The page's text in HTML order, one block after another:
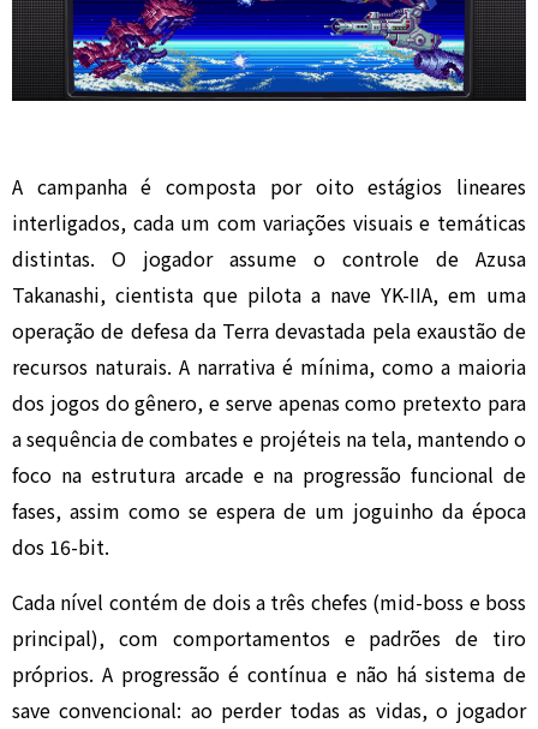
A campanha é composta por oito estágios lineares
interligados, cada um com variações visuais e temáticas
distintas. O jogador assume o controle de Azusa
Takanashi, cientista que pilota a nave YK-IIA, em uma
operação de defesa da Terra devastada pela exaustão de
recursos naturais. A narrativa é mínima, como a maioria
dos jogos do gênero, e serve apenas como pretexto para
a sequência de combates e projéteis na tela, mantendo o
foco na estrutura arcade e na progressão funcional de
fases, assim como se espera de um joguinho da época
dos 16-bit.
Cada nível contém de dois a três chefes (mid-boss e boss
principal), com comportamentos e padrões de tiro
próprios. A progressão é contínua e não há sistema de
save convencional: ao perder todas as vidas, o jogador